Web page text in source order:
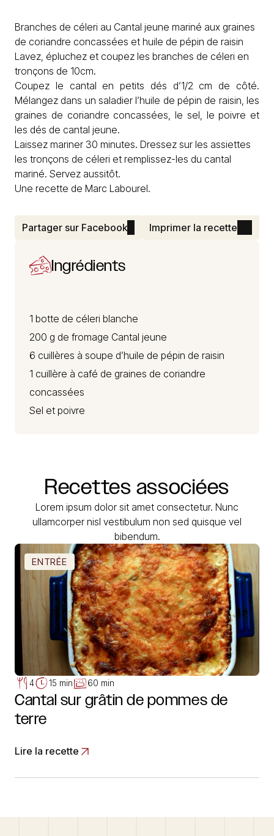
Branches de céleri au Cantal jeune mariné aux graines
de coriandre concassées et huile de pépin de raisin
Lavez, épluchez et coupez les branches de céleri en
tronçons de 10cm.
Coupez le cantal en petits dés d’1/2 cm de côté.
Mélangez dans un saladier l’huile de pépin de raisin, les
graines de coriandre concassées, le sel, le poivre et
les dés de cantal jeune.
Laissez mariner 30 minutes. Dressez sur les assiettes
les tronçons de céleri et remplissez-les du cantal
mariné. Servez aussitôt.
Une recette de Marc Labourel.
Partager sur Facebook Imprimer la recette
Ingrédients
1 botte de céleri blanche
200 g de fromage Cantal jeune
6 cuillères à soupe d’huile de pépin de raisin
1 cuillère à café de graines de coriandre
concassées
Sel et poivre
Recettes associées
Lorem ipsum dolor sit amet consectetur. Nunc
ullamcorper nisl vestibulum non sed quisque vel
bibendum.
ENTRÉE
4 15 min 60 min
Cantal sur grâtin de pommes de
terre
Lire la recette